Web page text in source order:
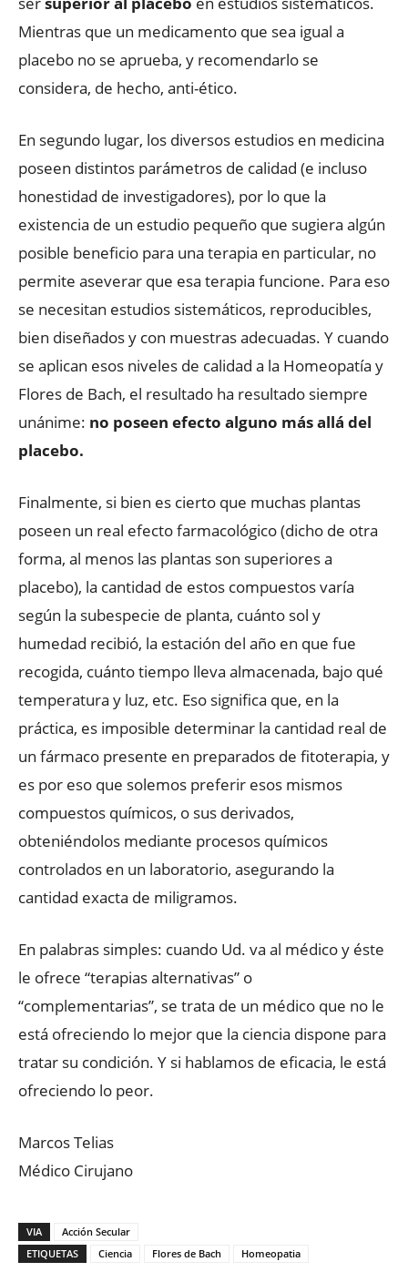
Mientras que un medicamento que sea igual a
placebo no se aprueba, y recomendarlo se
considera, de hecho, anti-ético.
En segundo lugar, los diversos estudios en medicina
poseen distintos parámetros de calidad (e incluso
honestidad de investigadores), por lo que la
existencia de un estudio pequeño que sugiera algún
posible beneficio para una terapia en particular, no
permite aseverar que esa terapia funcione. Para eso
se necesitan estudios sistemáticos, reproducibles,
bien diseñados y con muestras adecuadas. Y cuando
se aplican esos niveles de calidad a la Homeopatía y
Flores de Bach, el resultado ha resultado siempre
unánime: no poseen efecto alguno más allá del
placebo.
Finalmente, si bien es cierto que muchas plantas
poseen un real efecto farmacológico (dicho de otra
forma, al menos las plantas son superiores a
placebo), la cantidad de estos compuestos varía
según la subespecie de planta, cuánto sol y
humedad recibió, la estación del año en que fue
recogida, cuánto tiempo lleva almacenada, bajo qué
temperatura y luz, etc. Eso significa que, en la
práctica, es imposible determinar la cantidad real de
un fármaco presente en preparados de fitoterapia, y
es por eso que solemos preferir esos mismos
compuestos químicos, o sus derivados,
obteniéndolos mediante procesos químicos
controlados en un laboratorio, asegurando la
cantidad exacta de miligramos.
En palabras simples: cuando Ud. va al médico y éste
le ofrece “terapias alternativas” o
“complementarias”, se trata de un médico que no le
está ofreciendo lo mejor que la ciencia dispone para
tratar su condición. Y si hablamos de eficacia, le está
ofreciendo lo peor.
Marcos Telias
Médico Cirujano
VIA
Acción Secular
ETIQUETAS
Ciencia Flores de Bach Homeopatia